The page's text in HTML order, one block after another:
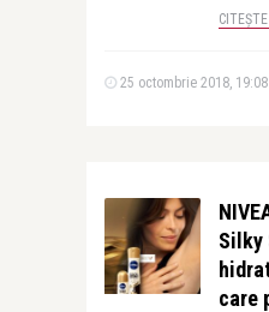
25 octombrie 2018, 19:08
Silky
care